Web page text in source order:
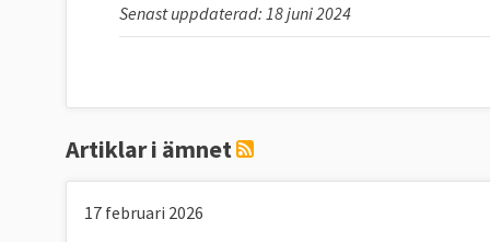
Senast uppdaterad: 18 juni 2024
Artiklar i ämnet
17 februari 2026